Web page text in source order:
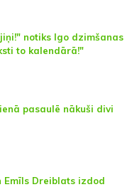
notiks Igo dzimšanas
to kalendārā!"
pasaulē nākuši divi
Emīls Dreiblats izdod